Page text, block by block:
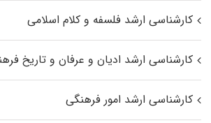
کارشناسی ارشد فلسفه و کلام اسلامی
کارشناسی ارشد ادیان و عرفان و تاریخ
کارشناسی ارشد امور فرهنگی